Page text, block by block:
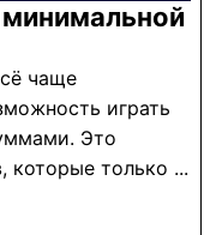
чаще
играть
Это
которые только ...